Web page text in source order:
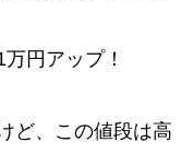
円アップ！
ど、この値段は高